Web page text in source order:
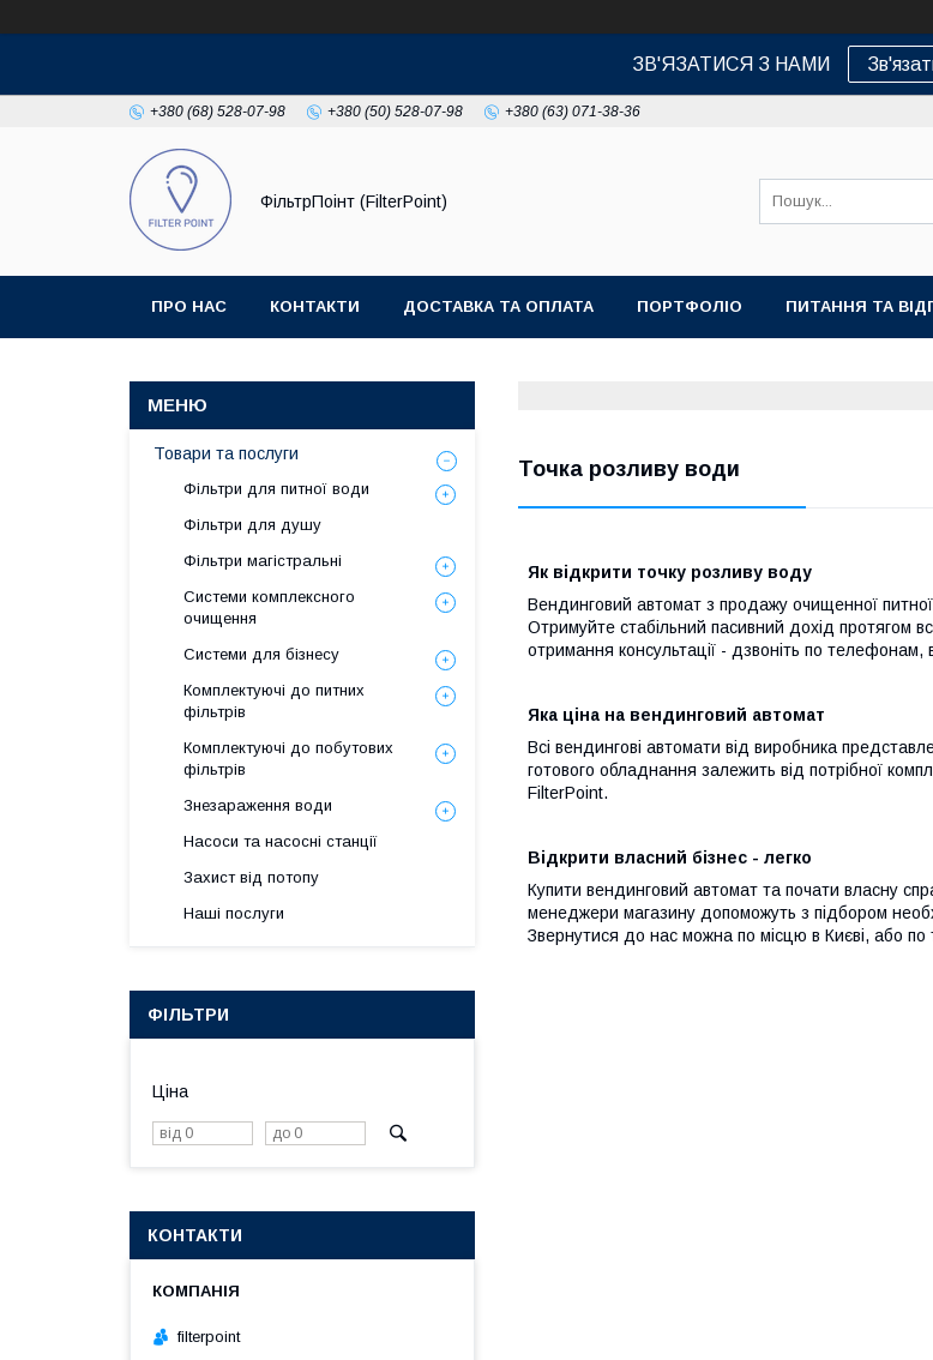
ЗВ'ЯЗАТИСЯ З НАМИ
+380 (68) 528-07-98 +380 (50) 528-07-98 +380 (63) 071-38-36
ФільтрПоінт (FilterPoint)
ПРО НАС КОНТАКТИ ДОСТАВКА ТА ОПЛАТА ПОРТФОЛІО ПИТАННЯ ТА
Точка розливу води
Як відкрити точку розливу воду
Вендинговий автомат з продажу очищенної
Отримуйте стабільний пасивний дохід протягом
отримання консультації - дзвоніть по телефонам,
Яка ціна на вендинговий автомат
Всі вендингові автомати від виробника
готового обладнання залежить від потрібної
FilterPoint.
Відкрити власний бізнес - легко
Купити вендинговий автомат та почати власну
менеджери магазину допоможуть з підбором
Звернутися до нас можна по місцю в Києві, або
Товари та послуги
Фільтри для питної води
Фільтри для душу
Фільтри магістральні
Системи комплексного
очищення
Системи для бізнесу
Комплектуючі до питних
фільтрів
Комплектуючі до побутових
фільтрів
Знезараження води
Насоси та насосні станції
Захист від потопу
Наші послуги
ФІЛЬТРИ
Ціна
КОНТАКТИ
filterpoint